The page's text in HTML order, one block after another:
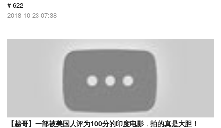
# 622
2018-10-23 07:38
【越哥】一部被美国人评为100分的印度电影，拍的真是大胆！